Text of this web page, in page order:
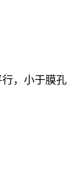
，小于膜孔